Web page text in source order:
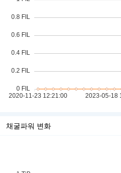
채굴파워 변화